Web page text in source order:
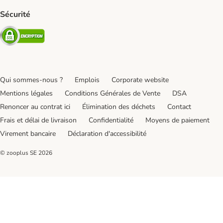
Sécurité
Security
Qui sommes-nous ? Emplois
Corporate website
Mentions légales
Conditions Générales de Vente
DSA
Renoncer au contrat ici
Élimination des déchets
Contact
Frais et délai de livraison
Confidentialité
Moyens de paiement
Virement bancaire
Déclaration d'accessibilité
© zooplus SE 2026